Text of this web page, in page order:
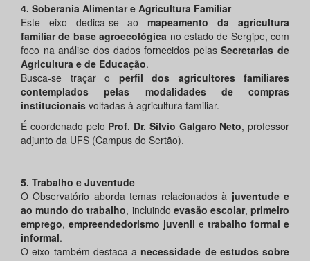
4. Soberania Alimentar e Agricultura Familiar
Este eixo dedica-se aomapeamento da agricultura
familiar de base agroecológica no estado de Sergipe, com
foco na análise dos dados fornecidos pelasSecretarias de
Agricultura e de Educação.
Busca-se traçar o perfil dos agricultores familiares
contemplados pelas modalidades de compras
institucionais voltadas à agricultura familiar.
É coordenado pelo Prof. Dr. Silvio Galgaro Neto, professor
adjunto da UFS (Campus do Sertão).
5. Trabalho e Juventude
O Observatório aborda temas relacionados à juventude e
ao mundo do trabalho, incluindo evasão escolar,primeiro
emprego, empreendedorismo juvenil e trabalho formal e
informal.
O eixo também destaca a necessidade de estudos sobre